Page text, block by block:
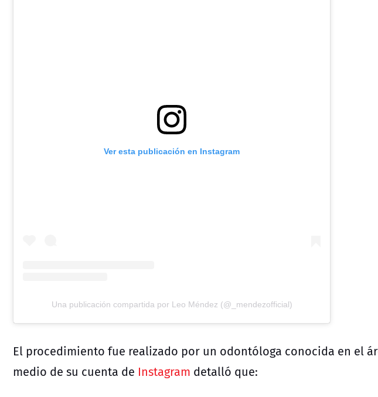
Ver esta publicación en Instagram
Una publicación compartida por Leo Méndez (@_mendezofficial)
El procedimiento fue realizado por un odontóloga conocida en el
medio de su cuenta de Instagram detalló que: